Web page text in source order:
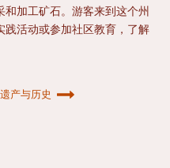
加工矿石。游客来到这个州
践活动或参加社区教育，了解
遗产与历史